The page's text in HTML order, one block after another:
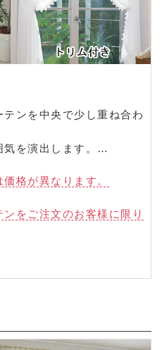
ンを中央で少し重ね合わ
を演出します。
格が異なります。
をご注文のお客様に限り